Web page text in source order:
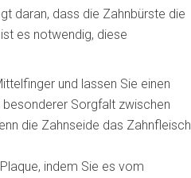
daran, dass die Zahnbürste die
es notwendig, diese
und lassen Sie einen
Sorgfalt zwischen
die Zahnseide das Zahnfleisch
indem Sie es vom